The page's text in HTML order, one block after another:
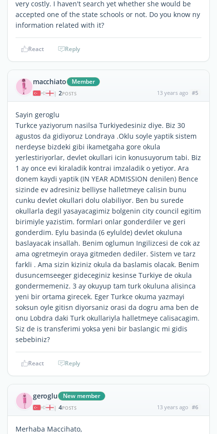
very costly. I haven't search yet whether she would be
accepted one of the state schools or not. Do you know ny
information related with it?
React Reply
macchiato Member
| 2POSTS 13 years ago #5
Sayin geroglu
Turkce yaziyorum nasilsa Turkiyedesiniz diye. Biz 30
agustos da gidiyoruz Londraya .Oklu soyle yaptik sistem
nerdeyse bizdeki gibi ikametgaha gore okula
yerlestiriyorlar, devlet okullari icin konusuyorum tabi. Biz
1 ay once evi kiraladik kontrai imzaladik o yetiyor. Ara
donem kaydi yaptik (IN YEAR ADMISSION denilen) Bence
sizinde ev adresiniz belliyse halletmeye calisin bunu
cunku devlet okullari dolu olabiliyor. Ben bu surede
okullarla degil yasayacagimiz bolgenin city council egitim
birimiyle yazistim. formlari onlar gonderdiler ve geri
gonderdim. Eylu basinda (6 eylulde) devlet okuluna
baslayacak insallah. Benim oglumun Ingilizcesi de cok az
ama ogretmeyin oraya gitmeden dediler. Sistem ve tarz
farkli . Ama sizin kiziniz okula da baslamis olacak. Benim
dusuncemseeger gideceginiz kesinse Turkiye de okula
gondermemeniz. 3 ay okuyup tam turk okuluna alisinca
yeni bir ortama girecek. Eger Turkce okuma yazmayi
soksun oyle gitisn diyorsaniz orasi da dogru ama ben de
onu Lobdra daki Turk okullariyla halletmeye calisacagim.
Siz de is transferimi yoksa yeni bir baslangic mi gidis
sebebiniz?
React Reply
geroglu New member
| 4POSTS 13 years ago #6
Merhaba Maccihato,